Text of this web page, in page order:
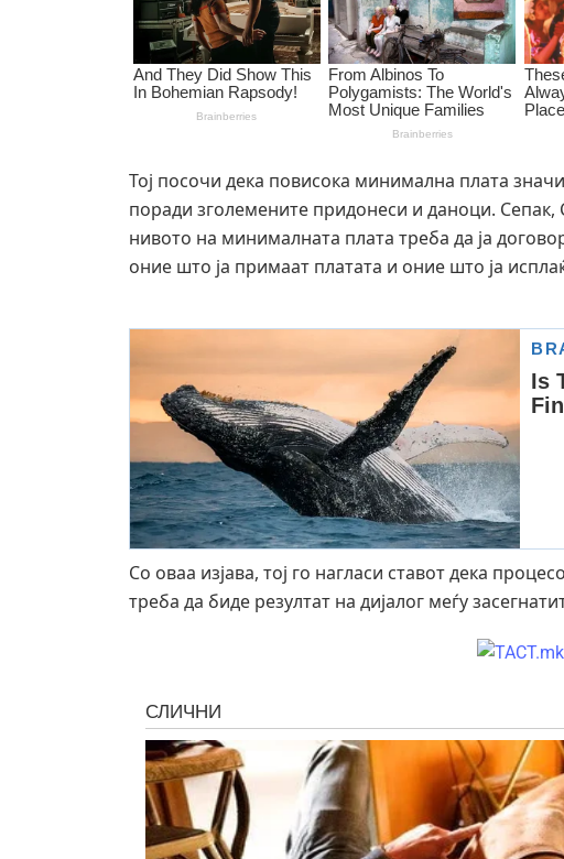
Тој посочи дека повисока минимална плата
поради зголемените придонеси и даноци. Сепак,
нивото на минималната плата треба да ја
оние што ја примаат платата и оние што ја
Со оваа изјава, тој го нагласи ставот дека
треба да биде резултат на дијалог меѓу